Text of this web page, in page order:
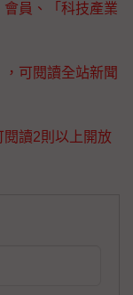
員、「科技產業
，可閱讀全站新聞
閱讀2則以上開放